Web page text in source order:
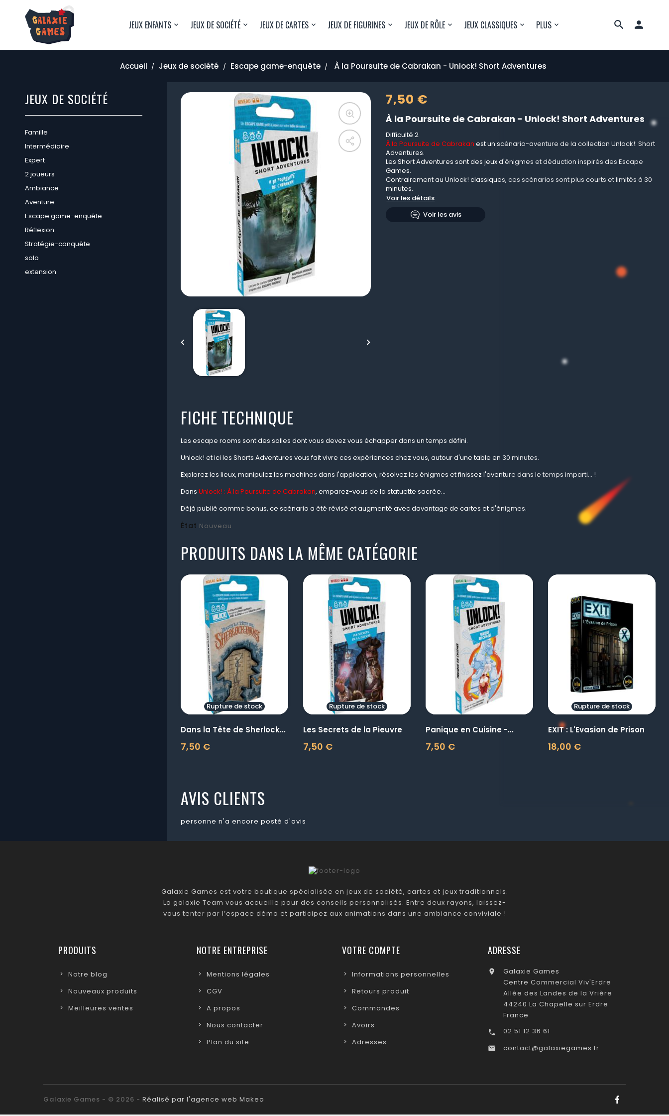

JEUX ENFANTS JEUX DE SOCIÉTÉ JEUX DE CARTES JEUX DE FIGURINES JEUX DE RÔLE JEUX CLASSIQUES PLUS
Accueil Jeux de société Escape game-enquête À la Poursuite de Cabrakan - Unlock! Short Adventures
JEUX DE SOCIÉTÉ
Famille
Intermédiaire
Expert
2 joueurs
Ambiance
Aventure
Escape game-enquête
Réflexion
Stratégie-conquête
solo
extension
 
7,50 €
À la Poursuite de Cabrakan - Unlock! Short Adventures
Difficulté 2
À la Poursuite de Cabrakanest un scénario-aventure de la collection Unlock!: Short
Adventures.
Les Short Adventures sont des jeux d'énigmes et déduction inspirés des Escape
Games.
Contrairement au Unlock! classiques, ces scénarios sont plus courts et limités à 30
minutes.
Voir les détails
Voir les avis
FICHE TECHNIQUE
Les escape rooms sont des salles dont vous devez vous échapper dans un temps défini.
Unlock! et ici les Shorts Adventures vous fait vivre ces expériences chez vous, autour d'une table en 30 minutes.
Explorez les lieux, manipulez les machines dans l'application, résolvez les énigmes et finissez l'aventure dans le temps imparti... !
Dans Unlock! : À la Poursuite de Cabrakan, emparez-vous de la statuette sacrée...
Déjà publié comme bonus, ce scénario a été révisé et augmenté avec davantage de cartes et d'énigmes.
État Nouveau
PRODUITS DANS LA MÊME CATÉGORIE
visibility
Rupture de stock
Dans la Tête de Sherlock...
7,50 €
Prix
visibility
Rupture de stock
Les Secrets de la Pieuvre -...
7,50 €
Prix
visibility
Panique en Cuisine -...
7,50 €
Prix
visibility
Rupture de stock
EXIT : L'Evasion de Prison
18,00 €
Prix
AVIS CLIENTS
personne n'a encore posté d'avis
Galaxie Games est votre boutique spécialisée en jeux de société, cartes et jeux traditionnels.
La galaxie Team vous accueille pour des conseils personnalisés. Entre deux rayons, laissez-
vous tenter par l’espace démo et participez aux animations dans une ambiance conviviale !
PRODUITS
Notre blog
Nouveaux produits
Meilleures ventes
NOTRE ENTREPRISE
Mentions légales
CGV
A propos
Nous contacter
Plan du site
VOTRE COMPTE
Informations personnelles
Retours produit
Commandes
Avoirs
Adresses
ADRESSE

Galaxie Games
Centre Commercial Viv'Erdre
Allée des Landes de la Vrière
44240 La Chapelle sur Erdre
France
 02 51 12 36 61
 contact@galaxiegames.fr
Galaxie Games - © 2026 - Réalisé par l'agence web Makeo